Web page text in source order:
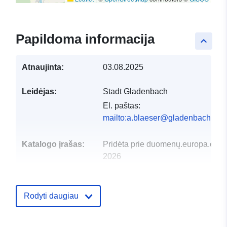
keyboard_arrow_up
Papildoma informacija
Atnaujinta: 03.08.2025
Leidėjas:
Stadt Gladenbach
El. paštas:
mailto:a.blaeser@gladenbach.de
Katalogo įrašas: Pridėta prie duomenų.europa.eu:
2026
Erdviniai
Rodyti daugiau